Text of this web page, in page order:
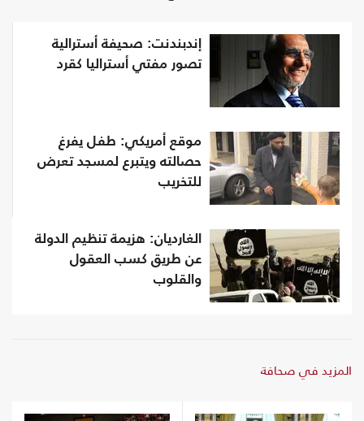
إندبندنت: صحيفة أسترالية
تصور مفتي أستراليا كقرد
موقع أمريكي: طفل يفرغ
حصالته ويتبرع لمسجد تعرض
للتخريب
الغارديان: هزيمة تنظيم الدولة
عن طريق كسب العقول
والقلوب
المزيد في صحافة